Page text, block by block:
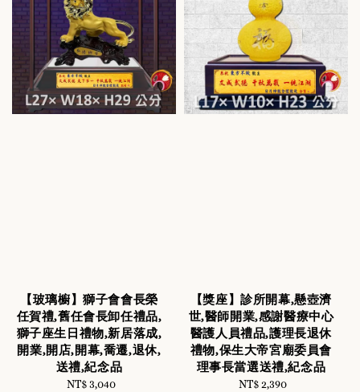
【玻璃櫥】獅子會會長榮
任賀禮,舊任會長卸任禮品,
獅子座生日禮物,新居落成,
開業,開店,開幕,喬遷,退休,
送禮,紀念品
Regular
NT$ 3,040
【獎座】診所開幕,懸壺濟
世,醫師開業,感謝醫療中心
醫護人員禮品,護理長退休
禮物,保生大帝宮廟委員會
理事長當選送禮,紀念品
Regular
NT$ 2,390